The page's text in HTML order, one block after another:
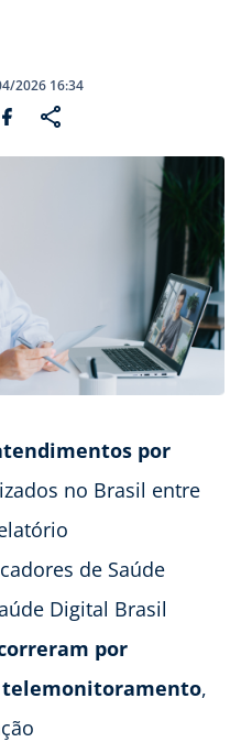
2026 16:34
por
no Brasil entre
de Saúde
Digital Brasil
por
telemonitoramento,